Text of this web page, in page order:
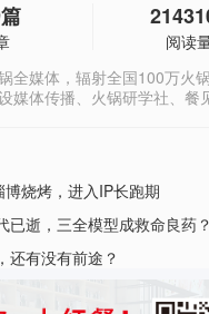
篇
阅读
全媒体，辐射全国100万火
媒体传播、火锅研学社、餐
博烧烤，进入IP长跑期
已逝，三全模型成救命良药
还有没有前途？